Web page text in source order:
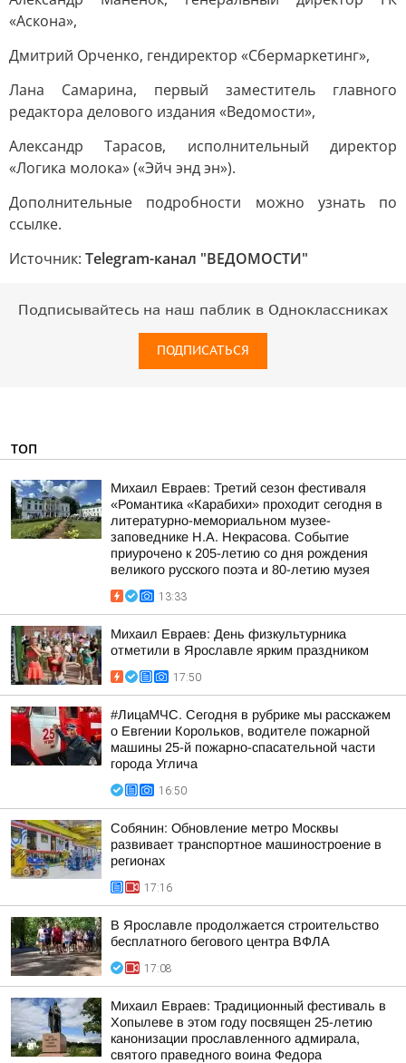
«Аскона»,
Дмитрий Орченко, гендиректор «Сбермаркетинг»,
Лана Самарина, первый заместитель главного
редактора делового издания «Ведомости»,
Александр Тарасов, исполнительный директор
«Логика молока» («Эйч энд эн»).
Дополнительные подробности можно узнать по
ссылке.
Источник: Telegram-канал "ВЕДОМОСТИ"
Подписывайтесь на наш паблик в Одноклассниках
ПОДПИСАТЬСЯ
ТОП
Михаил Евраев: Третий сезон фестиваля
«Романтика «Карабихи» проходит сегодня в
литературно-мемориальном музее-
заповеднике Н.А. Некрасова. Событие
приурочено к 205-летию со дня рождения
великого русского поэта и 80-летию музея
13:33
Михаил Евраев: День физкультурника
отметили в Ярославле ярким праздником
17:50
#ЛицаМЧС. Сегодня в рубрике мы расскажем
о Евгении Корольков, водителе пожарной
машины 25-й пожарно-спасательной части
города Углича
16:50
Собянин: Обновление метро Москвы
развивает транспортное машиностроение в
регионах
17:16
В Ярославле продолжается строительство
бесплатного бегового центра ВФЛА
17:08
Михаил Евраев: Традиционный фестиваль в
Хопылеве в этом году посвящен 25-летию
канонизации прославленного адмирала,
святого праведного воина Федора